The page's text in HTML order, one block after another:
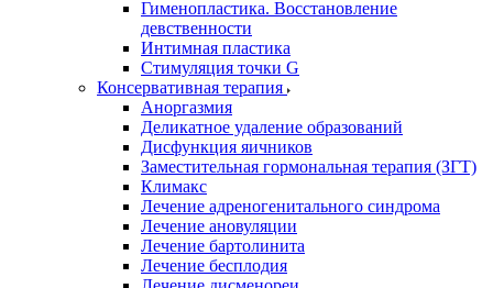
Гименопластика. Восстановление
девственности
Интимная пластика
Стимуляция точки G
Консервативная терапия
Аноргазмия
Деликатное удаление образований
Дисфункция яичников
Заместительная гормональная терапия (ЗГТ)
Климакс
Лечение адреногенитального синдрома
Лечение ановуляции
Лечение бартолинита
Лечение бесплодия